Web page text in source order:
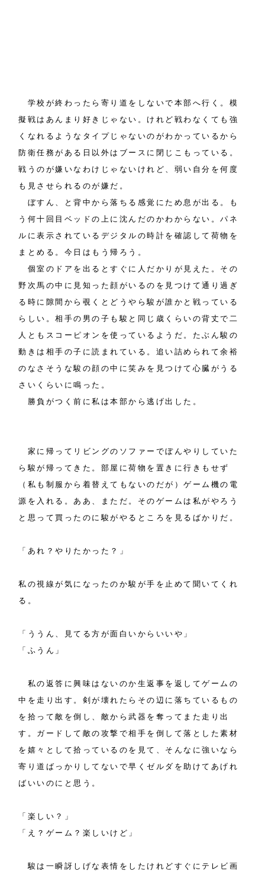
学校が終わったら寄り道をしないで本部へ行く。模
擬戦はあんまり好きじゃない。けれど戦わなくても強
くなれるようなタイプじゃないのがわかっているから
防衛任務がある日以外はブースに閉じこもっている。
戦うのが嫌いなわけじゃないけれど、弱い自分を何度
も見させられるのが嫌だ。
ぼすん、と背中から落ちる感覚にため息が出る。も
う何十回目ベッドの上に沈んだのかわからない。パネ
ルに表示されているデジタルの時計を確認して荷物を
まとめる。今日はもう帰ろう。
個室のドアを出るとすぐに人だかりが見えた。その
野次馬の中に見知った顔がいるのを見つけて通り過ぎ
る時に隙間から覗くとどうやら駿が誰かと戦っている
らしい。相手の男の子も駿と同じ歳くらいの背丈で二
人ともスコーピオンを使っているようだ。たぶん駿の
動きは相手の子に読まれている。追い詰められて余裕
のなさそうな駿の顔の中に笑みを見つけて心臓がうる
さいくらいに鳴った。
勝負がつく前に私は本部から逃げ出した。
家に帰ってリビングのソファーでぼんやりしていた
ら駿が帰ってきた。部屋に荷物を置きに行きもせず
（私も制服から着替えてもないのだが）ゲーム機の電
源を入れる。ああ、まただ。そのゲームは私がやろう
と思って買ったのに駿がやるところを見るばかりだ。
「あれ？やりたかった？」
私の視線が気になったのか駿が手を止めて聞いてくれ
る。
「ううん、見てる方が面白いからいいや」
「ふうん」
私の返答に興味はないのか生返事を返してゲームの
中を走り出す。剣が壊れたらその辺に落ちているもの
を拾って敵を倒し、敵から武器を奪ってまた走り出
す。ガードして敵の攻撃で相手を倒して落とした素材
を嬉々として拾っているのを見て、そんなに強いなら
寄り道ばっかりしてないで早くゼルダを助けてあげれ
ばいいのにと思う。
「楽しい？」
「え？ゲーム？楽しいけど」
駿は一瞬訝しげな表情をしたけれどすぐにテレビ画